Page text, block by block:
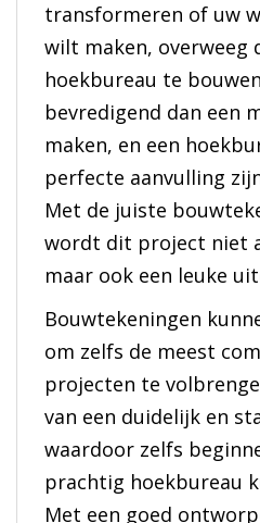
transformeren of uw
wilt maken, overweeg
hoekbureau te
bevredigend dan een
maken, en een
perfecte aanvulling
Met de juiste
wordt dit project niet
maar ook een leuke
Bouwtekeningen
om zelfs de meest
projecten te
van een duidelijk en
waardoor zelfs
prachtig hoekbureau
Met een goed